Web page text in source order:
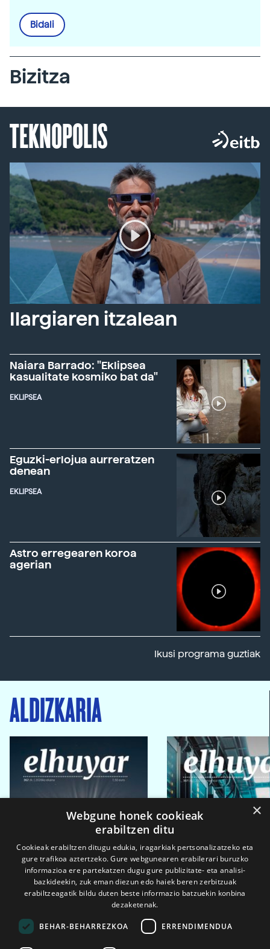
Bidali
Bizitza
TEKNOPOLIS
Ilargiaren itzalean
Naiara Barrado: "Eklipsea
kasualitate kosmiko bat da"
EKLIPSEA
Eguzki-erlojua aurreratzen
denean
EKLIPSEA
Astro erregearen koroa
agerian
Ikusi programa guztiak
ALDIZKARIA
×
Webgune honek cookieak
erabiltzen ditu
Cookieak erabiltzen ditugu edukia, iragarkiak pertsonalizatzeko eta
gure trafikoa aztertzeko. Gure webgunearen erabilerari buruzko
informazioa ere partekatzen dugu gure publizitate- eta analisi-
bazkideekin, zuk eman diezun edo haiek beren zerbitzuak
erabiltzeagatik bildu duten beste informazio batzuekin konbina
dezaketenak.
BEHAR-BEHARREZKOA ERRENDIMENDUA